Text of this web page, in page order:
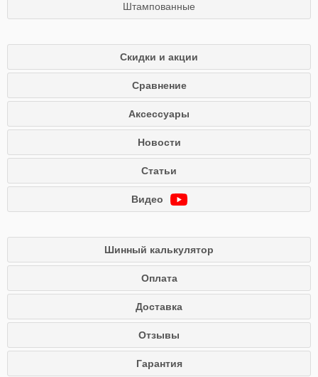
Штампованные
Скидки и акции
Сравнение
Аксессуары
Новости
Статьи
Видео
Шинный калькулятор
Оплата
Доставка
Отзывы
Гарантия